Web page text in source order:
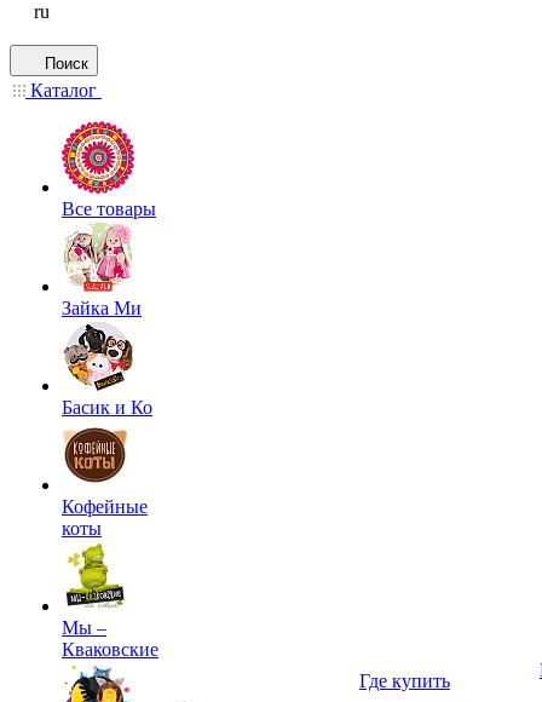
ru
Поиск
Каталог
Все товары
Зайка Ми
Басик и Ко
Кофейные
коты
Мы –
Кваковские
Где купить